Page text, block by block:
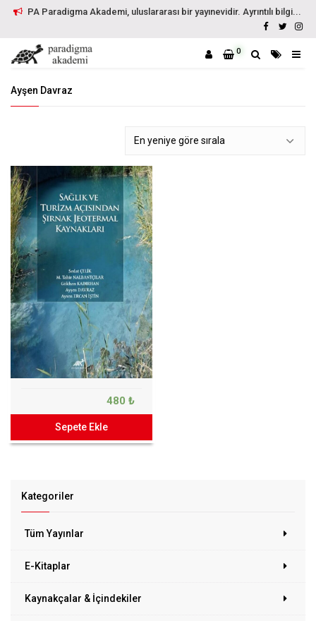
PA Paradigma Akademi, uluslararası bir yayınevidir. Ayrıntılı bilgi...
0
Ayşen Davraz
Kategoriler
Tüm Yayınlar
E-Kitaplar
Kaynakçalar & İçindekiler
480 ₺
Sepete Ekle